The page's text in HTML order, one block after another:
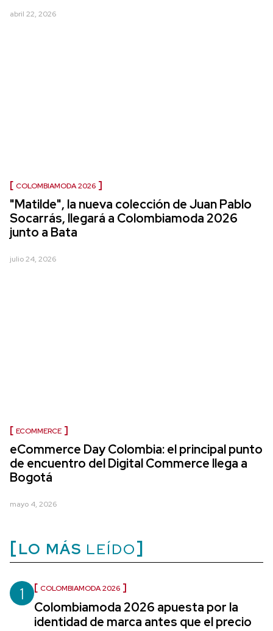
abril 22, 2026
COLOMBIAMODA 2026
"Matilde", la nueva colección de Juan Pablo
Socarrás, llegará a Colombiamoda 2026
junto a Bata
julio 24, 2026
ECOMMERCE
eCommerce Day Colombia: el principal punto
de encuentro del Digital Commerce llega a
Bogotá
mayo 4, 2026
LO MÁS LEÍDO
1 COLOMBIAMODA 2026
Colombiamoda 2026 apuesta por la
identidad de marca antes que el precio